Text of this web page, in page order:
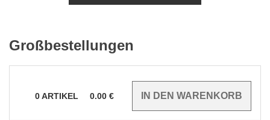
Großbestellungen
0ARTIKEL 0.00 €